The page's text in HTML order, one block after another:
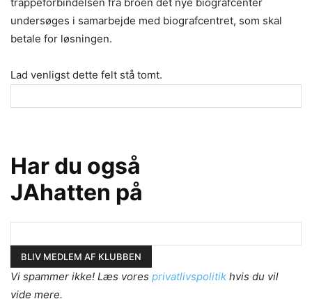
trappeforbindelsen fra broen det nye biografcenter
undersøges i samarbejde med biografcentret, som skal
betale for løsningen.
Lad venligst dette felt stå tomt.
Har du også
JAhatten på
Vi spammer ikke! Læs vores privatlivspolitik hvis du vil
vide mere.